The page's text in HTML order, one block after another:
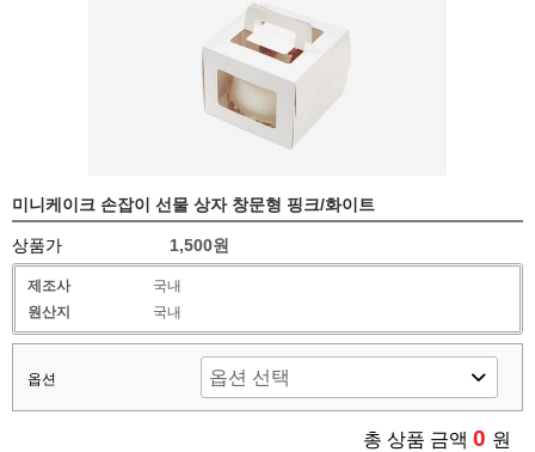
미니케이크 손잡이 선물 상자 창문형 핑크/화이트
상품가 1,500원
제조사
국내
원산지
국내
옵션
총 상품 금액 0 원